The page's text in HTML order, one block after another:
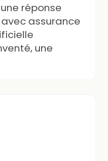
réponse
assurance
une